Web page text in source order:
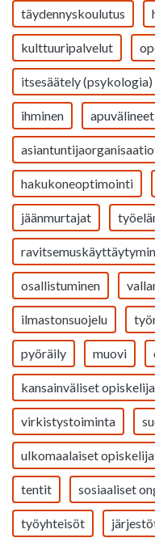
täydennyskoulutus
kulttuuripalvelut
itsesäätely (psykologia)
ihminen apuvälineet
hakukoneoptimointi
jäänmurtajat
osallistuminen
ilmastonsuojelu
pyöräily muovi
kansainväliset
virkistystoiminta
ulkomaalaiset
tentit sosiaaliset
työyhteisöt